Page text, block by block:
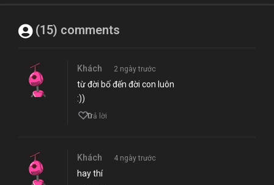
(15) comments
Khách 2 ngày trước
từ đời bố đến đời con luôn
:))
0
Trả lời
Khách 4 ngày trước
hay thí